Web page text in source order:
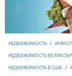
НЕДВИЖИМОСТЬ /
НЕДВИЖИМОСТЬ
НЕДВИЖИМОСТЬ В США /